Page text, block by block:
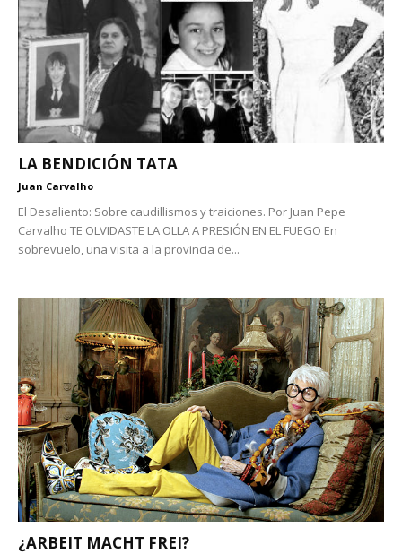
LA BENDICIÓN TATA
Juan Carvalho
El Desaliento: Sobre caudillismos y traiciones. Por Juan Pepe
Carvalho TE OLVIDASTE LA OLLA A PRESIÓN EN EL FUEGO En
sobrevuelo, una visita a la provincia de...
¿ARBEIT MACHT FREI?